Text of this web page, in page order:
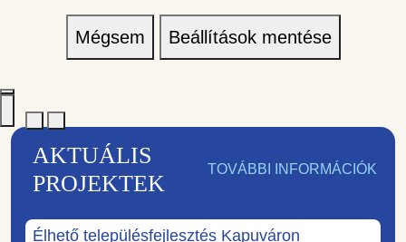
Mégsem Beállítások mentése
AKTUÁLIS
PROJEKTEK
TOVÁBBI INFORMÁCIÓK
Élhető településfejlesztés Kapuváron